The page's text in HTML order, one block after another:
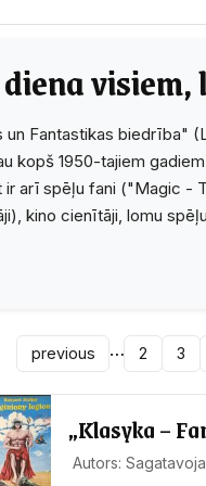
un Fantastikas biedrība"
kopš 1950-tajiem
arī spēļu fani ("Magic -
kino cienītāji, lomu
previous … 2 3
„Klasyka –
Autors: